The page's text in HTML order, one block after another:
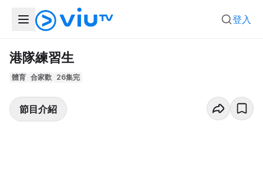
登入
港隊練習生
體育 合家歡 26集完
節目介紹